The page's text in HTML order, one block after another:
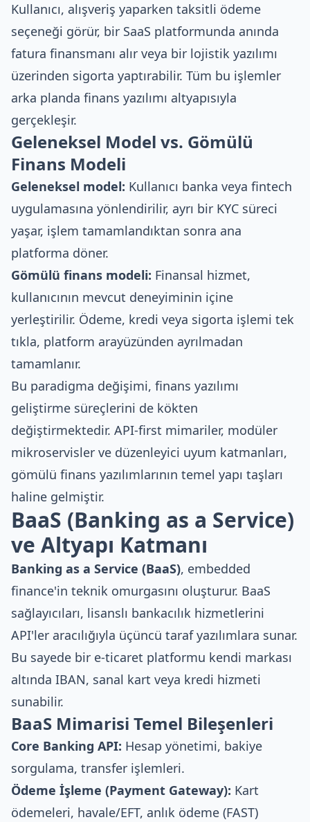
Kullanıcı, alışveriş yaparken taksitli ödeme
seçeneği görür, bir SaaS platformunda anında
fatura finansmanı alır veya bir lojistik yazılımı
üzerinden sigorta yaptırabilir. Tüm bu işlemler
arka planda finans yazılımı altyapısıyla
gerçekleşir.
Geleneksel Model vs. Gömülü
Finans Modeli
Geleneksel model: Kullanıcı banka veya fintech
uygulamasına yönlendirilir, ayrı bir KYC süreci
yaşar, işlem tamamlandıktan sonra ana
platforma döner.
Gömülü finans modeli: Finansal hizmet,
kullanıcının mevcut deneyiminin içine
yerleştirilir. Ödeme, kredi veya sigorta işlemi tek
tıkla, platform arayüzünden ayrılmadan
tamamlanır.
Bu paradigma değişimi, finans yazılımı
geliştirme süreçlerini de kökten
değiştirmektedir. API-first mimariler, modüler
mikroservisler ve düzenleyici uyum katmanları,
gömülü finans yazılımlarının temel yapı taşları
haline gelmiştir.
BaaS (Banking as a Service)
ve Altyapı Katmanı
Banking as a Service (BaaS), embedded
finance'in teknik omurgasını oluşturur. BaaS
sağlayıcıları, lisanslı bankacılık hizmetlerini
API'ler aracılığıyla üçüncü taraf yazılımlara sunar.
Bu sayede bir e-ticaret platformu kendi markası
altında IBAN, sanal kart veya kredi hizmeti
sunabilir.
BaaS Mimarisi Temel Bileşenleri
Core Banking API: Hesap yönetimi, bakiye
sorgulama, transfer işlemleri.
Ödeme İşleme (Payment Gateway): Kart
ödemeleri, havale/EFT, anlık ödeme (FAST)